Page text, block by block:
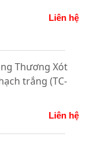
Liên hệ
Thương Xót
trắng (TC-
Liên hệ